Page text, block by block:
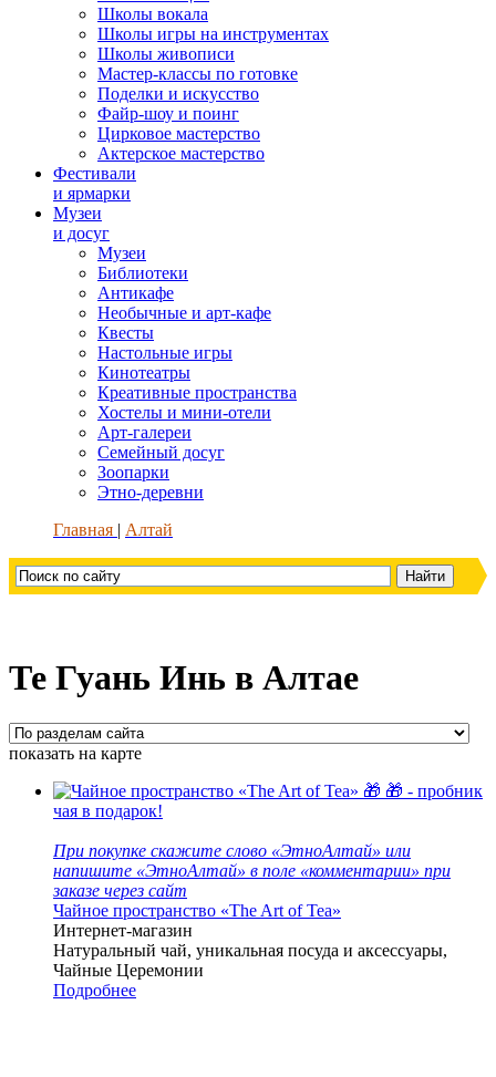
Школы вокала
Школы игры на инструментах
Школы живописи
Мастер-классы по готовке
Поделки и искусство
Файр-шоу и поинг
Цирковое мастерство
Актерское мастерство
Фестивали
и ярмарки
Музеи
и досуг
Музеи
Библиотеки
Антикафе
Необычные и арт-кафе
Квесты
Настольные игры
Кинотеатры
Креативные пространства
Хостелы и мини-отели
Арт-галереи
Семейный досуг
Зоопарки
Этно-деревни
Главная
Алтай
Те Гуань Инь в Алтае
показать на карте
🎁 🎁 - пробник
чая в подарок!
При покупке скажите слово «ЭтноАлтай» или
напишите «ЭтноАлтай» в поле «комментарии» при
заказе через сайт
Чайное пространство «The Art of Tea»
Интернет-магазин
Натуральный чай, уникальная посуда и аксессуары,
Чайные Церемонии
Подробнее